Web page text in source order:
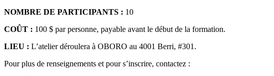
NOMBRE DE PARTICIPANTS : 10
COÛT : 100 $ par personne, payable avant le début de la formation.
LIEU : L’atelier déroulera à OBORO au 4001 Berri, #301.
Pour plus de renseignements et pour s’inscrire, contactez :